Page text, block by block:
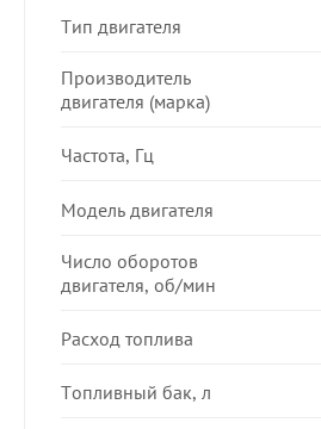
Тип двигателя
Производитель
двигателя (марка)
Частота, Гц
Модель двигателя
Число оборотов
двигателя, об/мин
Расход топлива
Топливный бак, л